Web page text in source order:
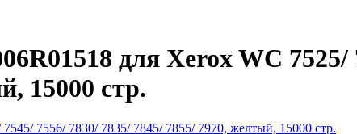
для Xerox WC 7525/
15000 стр.